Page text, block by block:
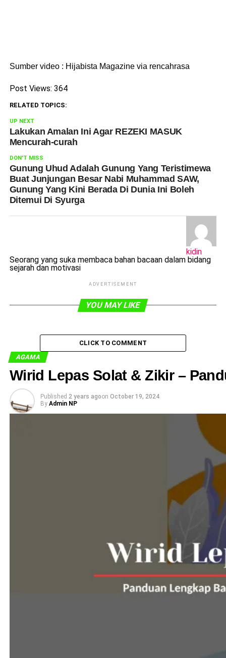
Sumber video : Hijabista Magazine via rencahrasa
Post Views: 364
RELATED TOPICS:
UP NEXT
Lakukan Amalan Ini Agar REZEKI MASUK
Mencurah-curah
DON'T MISS
Gunung Uhud Adalah Gunung Yang Teristimewa
Buat Junjungan Besar Nabi Muhammad SAW,
Gunung Yang Kini Berada Di Dunia Ini Boleh
Ditemui Di Syurga
kidin
Seorang yang suka membaca bahan bacaan dalam bidang
sejarah dan motivasi
ADVERTISEMENT
YOU MAY LIKE
CLICK TO COMMENT
AGAMA
Wirid Lepas Solat & Zikir –
Published 2 years agoon October 19, 2024
By Admin NP